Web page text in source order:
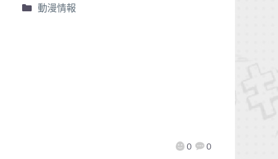
0 0
動漫情報